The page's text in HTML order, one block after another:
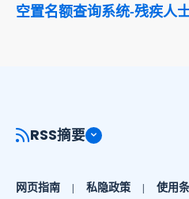
空置名额查询系统-残疾人
RSS摘要
网页指南 私隐政策 使用